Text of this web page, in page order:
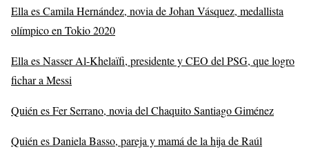
Ella es Camila Hernández, novia de Johan Vásquez, medallista
olímpico en Tokio 2020
Ella es Nasser Al-Khelaïfi, presidente y CEO del PSG, que logro
fichar a Messi
Quién es Fer Serrano, novia del Chaquito Santiago Giménez
Quién es Daniela Basso, pareja y mamá de la hija de Raúl